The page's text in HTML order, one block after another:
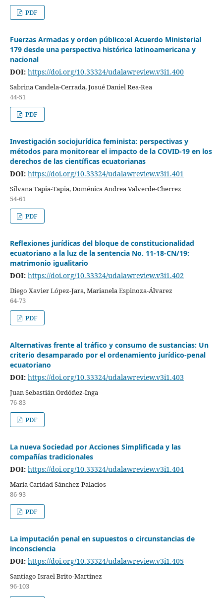
PDF
Fuerzas Armadas y orden público:el Acuerdo Ministerial
179 desde una perspectiva histórica latinoamericana y
nacional
DOI: https://doi.org/10.33324/udalawreview.v3i1.400
Sabrina Candela-Cerrada, Josué Daniel Rea-Rea
44-51
PDF
Investigación sociojurídica feminista: perspectivas y
métodos para monitorear el impacto de la COVID-19 en los
derechos de las científicas ecuatorianas
DOI: https://doi.org/10.33324/udalawreview.v3i1.401
Silvana Tapia-Tapia, Doménica Andrea Valverde-Cherrez
54-61
PDF
Reflexiones jurídicas del bloque de constitucionalidad
ecuatoriano a la luz de la sentencia No. 11-18-CN/19:
matrimonio igualitario
DOI: https://doi.org/10.33324/udalawreview.v3i1.402
Diego Xavier López-Jara, Marianela Espinoza-Álvarez
64-73
PDF
Alternativas frente al tráfico y consumo de sustancias: Un
criterio desamparado por el ordenamiento jurídico-penal
ecuatoriano
DOI: https://doi.org/10.33324/udalawreview.v3i1.403
Juan Sebastián Ordóñez-Inga
76-83
PDF
La nueva Sociedad por Acciones Simplificada y las
compañías tradicionales
DOI: https://doi.org/10.33324/udalawreview.v3i1.404
María Caridad Sánchez-Palacios
86-93
PDF
La imputación penal en supuestos o circunstancias de
inconsciencia
DOI: https://doi.org/10.33324/udalawreview.v3i1.405
Santiago Israel Brito-Martínez
96-103